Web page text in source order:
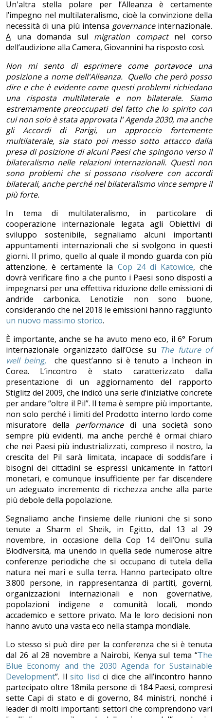
Un'altra stella polare per l’Alleanza è certamente
l’impegno nel multilateralismo, cioè la convinzione della
necessità di una più intensa governanceinternazionale.
A una domanda sul migration compactnel corso
dell’audizione alla Camera, Giovannini ha risposto così.
Non mi sento di esprimere come portavoce una
posizione a nome dell'Alleanza. Quello che però posso
dire e che è evidente come questi problemi richiedano
una risposta multilaterale e non bilaterale. Siamo
estremamente preoccupati del fatto che lo spirito con
cui non solo è stata approvata l' Agenda 2030, ma anche
gli Accordi di Parigi, un approccio fortemente
multilaterale, sia stato poi messo sotto attacco dalla
presa di posizione di alcuni Paesi che spingono verso il
bilateralismo nelle relazioni internazionali. Questi non
sono problemi che si possono risolvere con accordi
bilaterali, anche perché nel bilateralismo vince sempre il
più forte.
In tema di multilateralismo, in particolare di
cooperazione internazionale legata agli Obiettivi di
sviluppo sostenibile, segnaliamo alcuni importanti
appuntamenti internazionali che si svolgono in questi
giorni. Il primo, quello al quale il mondo guarda con più
attenzione, è certamente la Cop 24 di Katowice, che
dovrà verificare fino a che punto i Paesi sono disposti a
impegnarsi per una effettiva riduzione delle emissioni di
andride carbonica. Lenotizie non sono buone,
considerando che nel 2018 le emissioni hanno raggiunto
un nuovo massimo storico.
È importante, anche se ha avuto meno eco, il 6° Forum
internazionale organizzato dall’Ocse su The future of
well being,
che quest’anno si è tenuto a Incheon in
Corea. L’incontro è stato caratterizzato dalla
presentazione di un aggiornamento del rapporto
Stiglitz del 2009, che indicò una serie d’iniziative concrete
per andare “oltre il Pil”. Il tema è sempre più importante,
non solo perché i limiti del Prodotto interno lordo come
misuratore della performancedi una società sono
sempre più evidenti, ma anche perché è ormai chiaro
che nei Paesi più industrializzati, compreso il nostro, la
crescita del Pil sarà limitata, incapace di soddisfare i
bisogni dei cittadini se espressi unicamente in fattori
monetari, e comunque insufficiente per far discendere
un adeguato incremento di ricchezza anche alla parte
più debole della popolazione.
Segnaliamo anche l’insieme delle riunioni che si sono
tenute a Sharm el Sheik, in Egitto, dal 13 al 29
novembre, in occasione della Cop 14 dell’Onu sulla
Biodiversità, ma unendo in quella sede numerose altre
conferenze periodiche che si occupano di tutela della
natura nei mari e sulla terra. Hanno partecipato oltre
3.800 persone, in rappresentanza di partiti, governi,
organizzazioni internazionali e non governative,
popolazioni indigene e comunità locali, mondo
accademico e settore privato. Ma le loro decisioni non
hanno avuto una vasta eco nella stampa mondiale.
Lo stesso si può dire per la conferenza che si è tenuta
dal 26 al 28 novembre a Nairobi, Kenya sul tema “The
Blue Economy and the 2030 Agenda for Sustainable
Development”. Il sito Iisd ci dice che all’incontro hanno
partecipato oltre 18mila persone di 184 Paesi, compresi
sette Capi di stato e di governo, 84 ministri, nonché i
leader di molti importanti settori che comprendono vari